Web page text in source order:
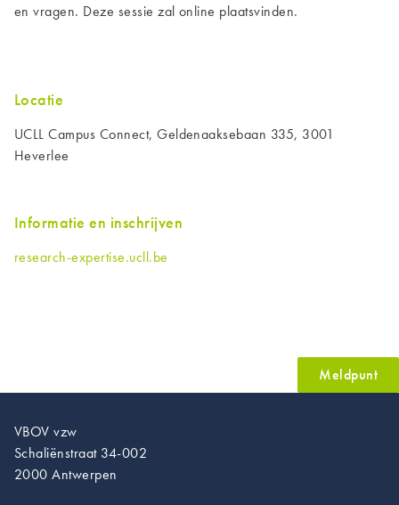
en vragen. Deze sessie zal online plaatsvinden.
Locatie
UCLL Campus Connect, Geldenaaksebaan 335, 3001
Heverlee
Informatie en inschrijven
research-expertise.ucll.be
Meldpunt
VBOV vzw
Schaliënstraat 34-002
2000 Antwerpen